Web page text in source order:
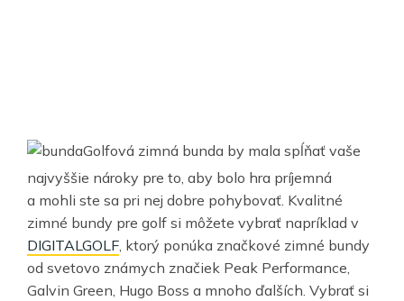
Golfová zimná bunda by mala spĺňať vaše
najvyššie nároky pre to, aby bolo hra príjemná
a mohli ste sa pri nej dobre pohybovať. Kvalitné
zimné bundy pre golf si môžete vybrať napríklad v
DIGITALGOLF, ktorý ponúka značkové zimné bundy
od svetovo známych značiek Peak Performance,
Galvin Green, Hugo Boss a mnoho ďalších. Vybrať si